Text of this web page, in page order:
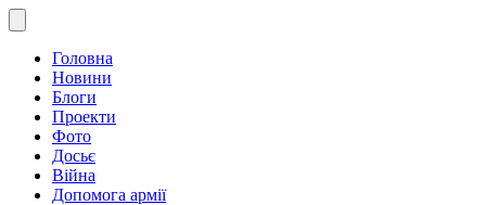
Головна
Новини
Блоги
Проекти
Фото
Досьє
Війна
Допомога армії